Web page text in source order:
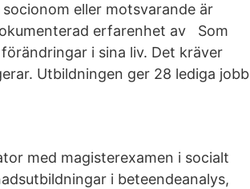
eller motsvarande är
erfarenhet av Som
i sina liv. Det kräver
Utbildningen ger 28 lediga jobb
med magisterexamen i socialt
i beteendeanalys,